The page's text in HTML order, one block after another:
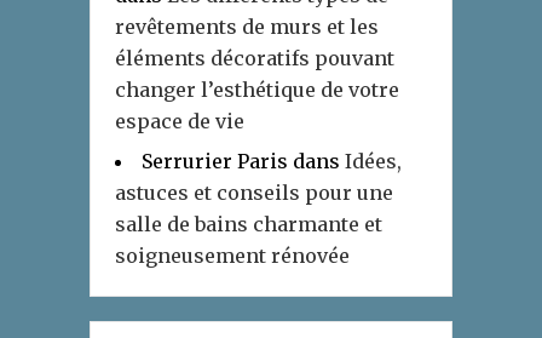
revêtements de murs et les
éléments décoratifs pouvant
changer l’esthétique de votre
espace de vie
Serrurier Paris dans Idées,
astuces et conseils pour une
salle de bains charmante et
soigneusement rénovée